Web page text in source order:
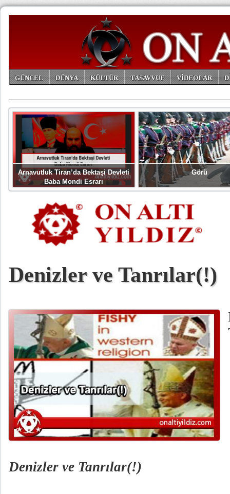
GÜNCEL DÜNYA KÜLTÜR TASAVVUF VİDEOLAR
Arnavutluk Tiran’da Bektaşi Devleti
Baba Mondi Esrarı
Görü
Denizler ve Tanrılar(!)
Denizler ve Tanrılar(!)